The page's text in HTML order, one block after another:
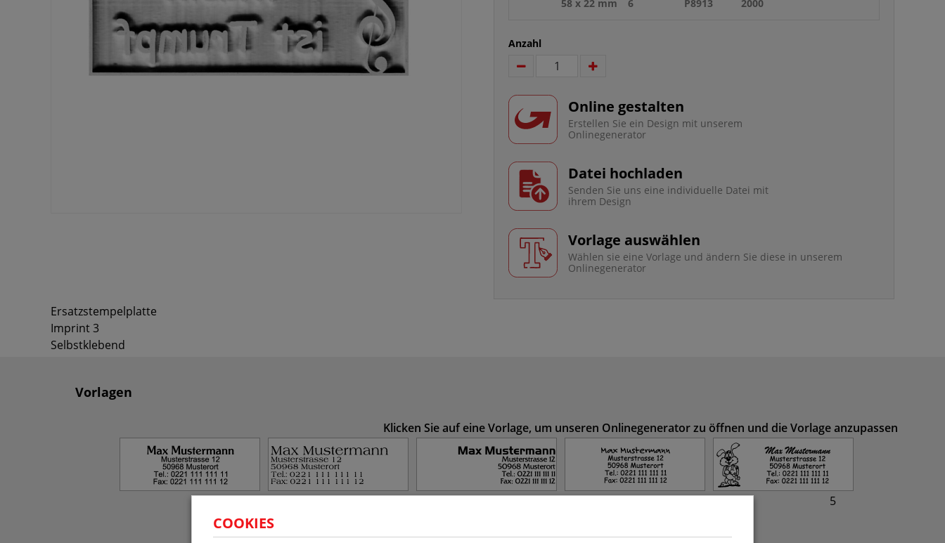
COOKIES
58 x 22 mm
6
P8913
2000
Anzahl
Online gestalten
Erstellen Sie ein Design mit unserem
Onlinegenerator
Datei hochladen
Senden Sie uns eine individuelle Datei mit
ihrem Design
Vorlage auswählen
Wählen sie eine Vorlage und ändern Sie diese in unserem
Onlinegenerator
Ersatzstempelplatte
Imprint 3
Selbstklebend
Vorlagen
Klicken Sie auf eine Vorlage, um unseren Onlinegenerator zu öffnen und die Vorlage anzupassen
1 2 3 4 5